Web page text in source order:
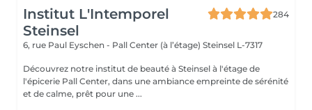
Institut L'Intemporel
Steinsel
284
6, rue Paul Eyschen - Pall Center (à l’étage) Steinsel L-7317
Découvrez notre institut de beauté à Steinsel à l'étage de
l'épicerie Pall Center, dans une ambiance empreinte de sérénité
et de calme, prêt pour une ...